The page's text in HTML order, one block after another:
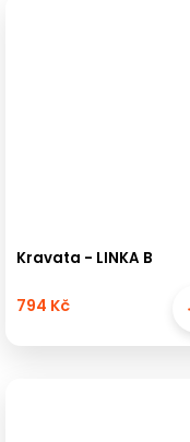
Kravata - LINKA B
794 Kč